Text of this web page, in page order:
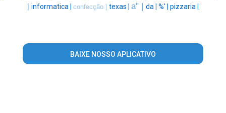
| informatica | confecção | texas | a" | da | %' | pizzaria |
BAIXE NOSSO APLICATIVO